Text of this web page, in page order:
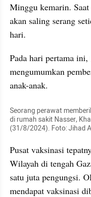
Minggu kemarin.
akan saling serang
hari.
Pada hari pertama
mengumumkan
anak-anak.
Seorang perawat
di rumah sakit Nasser,
(31/8/2024). Foto: Jihad
Pusat vaksinasi
Wilayah di tengah
satu juta pengungsi.
mendapat vaksinasi